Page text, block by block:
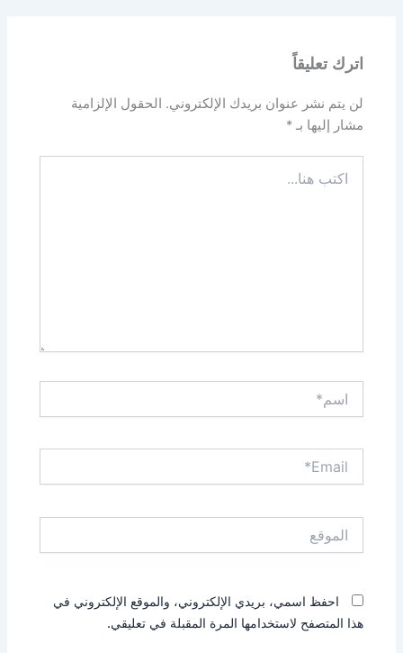
اترك تعليقاً
لن يتم نشر عنوان بريدك الإلكتروني. الحقول الإلزامية
مشار إليها بـ*
هنا...
احفظ اسمي، بريدي الإلكتروني، والموقع الإلكتروني في
هذا المتصفح لاستخدامها المرة المقبلة في تعليقي.